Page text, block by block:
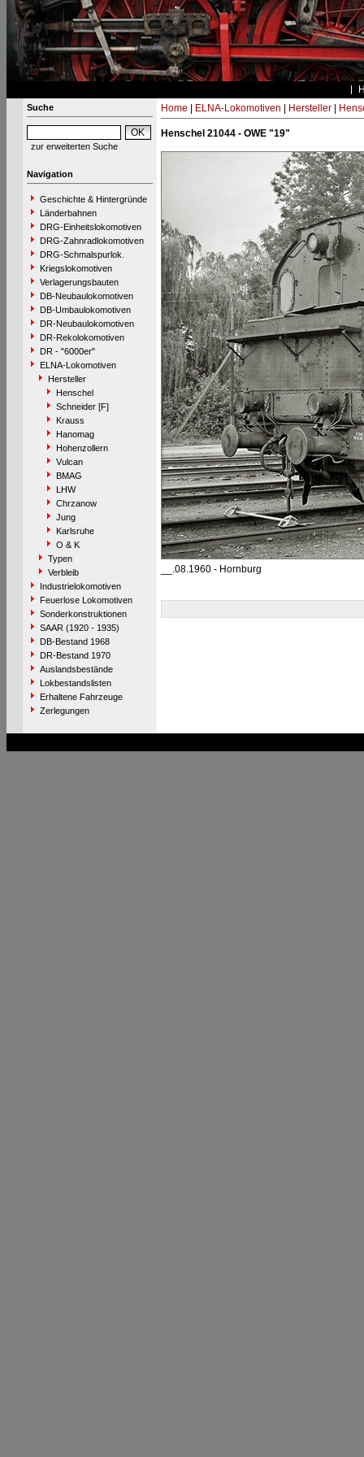
Suche
zur erweiterten Suche
Navigation
Geschichte & Hintergründe
Länderbahnen
DRG-Einheitslokomotiven
DRG-Zahnradlokomotiven
DRG-Schmalspurlok.
Kriegslokomotiven
Verlagerungsbauten
DB-Neubaulokomotiven
DB-Umbaulokomotiven
DR-Neubaulokomotiven
DR-Rekolokomotiven
DR - "6000er"
ELNA-Lokomotiven
Hersteller
Henschel
Schneider [F]
Krauss
Hanomag
Hohenzollern
Vulcan
BMAG
LHW
Chrzanow
Jung
Karlsruhe
O & K
Typen
Verbleib
Industrielokomotiven
Feuerlose Lokomotiven
Sonderkonstruktionen
SAAR (1920 - 1935)
DB-Bestand 1968
DR-Bestand 1970
Auslandsbestände
Lokbestandslisten
Erhaltene Fahrzeuge
Zerlegungen
Home ELNA-Lokomotiven Hersteller|
Henschel 21044 - OWE "19"
__.08.1960 - Hornburg